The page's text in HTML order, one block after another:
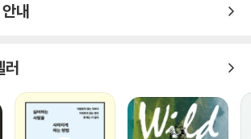
들도 있다. 아르바이트에서 만난 친구들, 돈을 벌
모두 지금의 고정순 작가를 있게 한 사람들임에 분
구나 공모전에 수십 번 낙방하고, 누구나 다 진행
을 하는 건 아니겠지만, (거기다 병까지 생기지는 않
내